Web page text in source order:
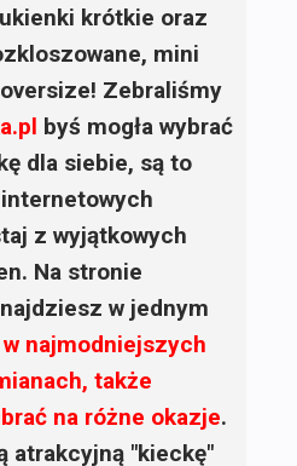
krótkie oraz
mini
Zebraliśmy
byś mogła wybrać
dla siebie, są to
z wyjątkowych
Na stronie
w jednym
w najmodniejszych
także
na różne okazje.
atrakcyjną "kieckę"